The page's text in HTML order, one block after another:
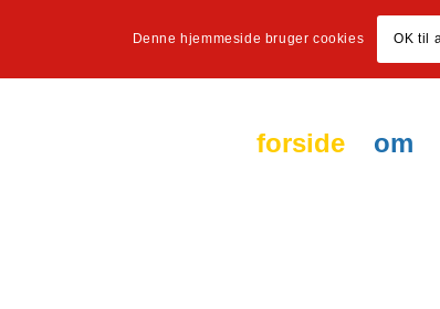
forside om
Denne hjemmeside bruger cookies OK til